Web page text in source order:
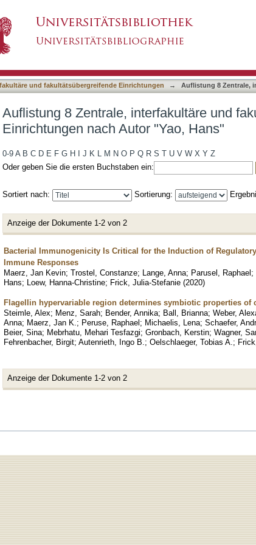
und fakultätsübergreifende
und fakultätsübergreifende Einrichtungen →
Auflistung 8 Zentrale,
Auflistung 8 Zentrale, interfakultäre und
Einrichtungen nach Autor "Yao, Hans"
0-9 A B C D E F G H J K L M N O P Q R S T U V W X Y Z
Oder geben Sie die ersten Buchstaben ein:
Sortiert nach: Sortierung:
Anzeige der Dokumente 1-2 von 2
Bacterial Immunogenicity Is Critical for the Induction of
Immune Responses
Maerz, Jan Kevin; Trostel, Constanze; Lange, Anna; Parusel, Raphael;
Hans; Loew, Hanna-Christine; Frick, Julia-Stefanie (2020)
Flagellin hypervariable region determines symbiotic properties of
Steimle, Alex; Menz, Sarah; Bender, Annika; Ball, Brianna; Weber,
Anna; Maerz, Jan K. ; Peruse, Raphael; Michaelis, Lena; Schaefer,
Beier, Sina; Mebrhatu, Mehari Tesfazgi; Gronbach, Kerstin; Wagner,
Fehrenbacher, Birgit; Autenrieth, Ingo B. ; Oelschlaeger, Tobias A. ;
Anzeige der Dokumente 1-2 von 2